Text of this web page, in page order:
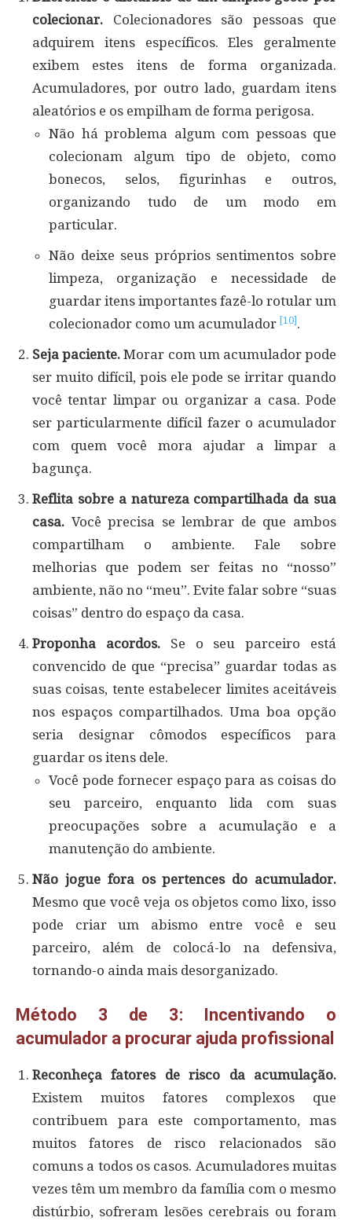
colecionar. Colecionadores são pessoas que
adquirem itens específicos. Eles geralmente
exibem estes itens de forma organizada.
Acumuladores, por outro lado, guardam itens
aleatórios e os empilham de forma perigosa.
Não há problema algum com pessoas que
colecionam algum tipo de objeto, como
bonecos, selos, figurinhas e outros,
organizando tudo de um modo em
particular.
Não deixe seus próprios sentimentos sobre
limpeza, organização e necessidade de
guardar itens importantes fazê-lo rotular um
colecionador como um acumulador [10].
Seja paciente. Morar com um acumulador pode
ser muito difícil, pois ele pode se irritar quando
você tentar limpar ou organizar a casa. Pode
ser particularmente difícil fazer o acumulador
com quem você mora ajudar a limpar a
bagunça.
Reflita sobre a natureza compartilhada da sua
casa. Você precisa se lembrar de que ambos
compartilham o ambiente. Fale sobre
melhorias que podem ser feitas no “nosso”
ambiente, não no “meu”. Evite falar sobre “suas
coisas” dentro do espaço da casa.
Proponha acordos.Se o seu parceiro está
convencido de que “precisa” guardar todas as
suas coisas, tente estabelecer limites aceitáveis
nos espaços compartilhados. Uma boa opção
seria designar cômodos específicos para
guardar os itens dele.
Você pode fornecer espaço para as coisas do
seu parceiro, enquanto lida com suas
preocupações sobre a acumulação e a
manutenção do ambiente.
Não jogue fora os pertences do acumulador.
Mesmo que você veja os objetos como lixo, isso
pode criar um abismo entre você e seu
parceiro, além de colocá-lo na defensiva,
tornando-o ainda mais desorganizado.
Método 3 de 3: Incentivando o
acumulador a procurar ajuda profissional
Reconheça fatores de risco da acumulação.
Existem muitos fatores complexos que
contribuem para este comportamento, mas
muitos fatores de risco relacionados são
comuns a todos os casos. Acumuladores muitas
vezes têm um membro da família com o mesmo
distúrbio, sofreram lesões cerebrais ou foram